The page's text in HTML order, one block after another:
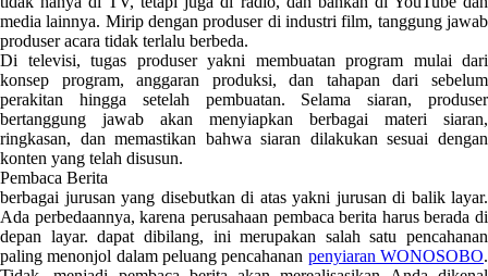
media lainnya. Mirip dengan produser di industri film, tanggung jawab
produser acara tidak terlalu berbeda.
Di televisi, tugas produser yakni membuatan program mulai dari
konsep program, anggaran produksi, dan tahapan dari sebelum
perakitan hingga setelah pembuatan. Selama siaran, produser
bertanggung jawab akan menyiapkan berbagai materi siaran,
ringkasan, dan memastikan bahwa siaran dilakukan sesuai dengan
konten yang telah disusun.
Pembaca Berita
berbagai jurusan yang disebutkan di atas yakni jurusan di balik layar.
Ada perbedaannya, karena perusahaan pembaca berita harus berada di
depan layar. dapat dibilang, ini merupakan salah satu pencahanan
paling menonjol dalam peluang pencahanan penyiaran WONOSOBO.